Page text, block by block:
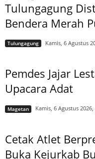
Tulungagung
Bendera Merah
Tulungagung Kamis, 6 Agustus
Pemdes Jajar
Upacara Adat
Magetan Kamis, 6 Agustus 2026,
Cetak Atlet
Buka Kejurkab